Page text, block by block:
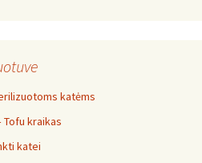
katėms
kraikas
katei